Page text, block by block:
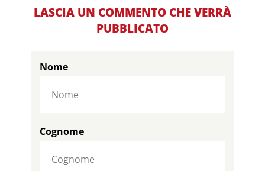
LASCIA UN COMMENTO CHE VERRÀ
PUBBLICATO
Nome
Cognome